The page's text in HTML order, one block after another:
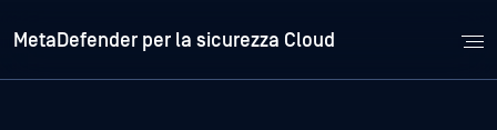
MetaDefender per la sicurezza Cloud